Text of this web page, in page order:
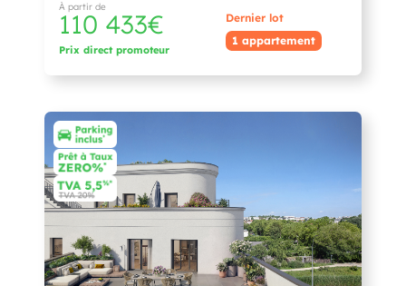
À partir de
110 433€
Prix direct promoteur
Dernier lot
1 appartement